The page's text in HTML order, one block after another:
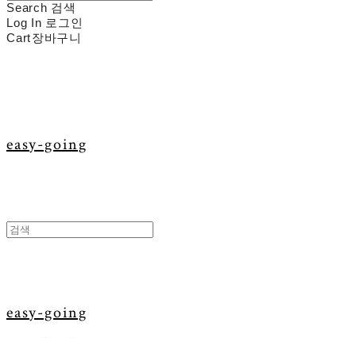
Search 검색
Log In 로그인
Cart장바구니
easy-going
easy-going